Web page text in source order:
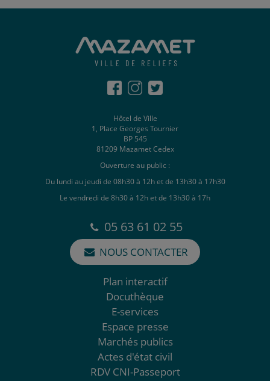
Hôtel de Ville
1, Place Georges Tournier
BP 545
81209 Mazamet Cedex
Ouverture au public :
Du lundi au jeudi de 08h30 à 12h et de 13h30 à 17h30
Le vendredi de 8h30 à 12h et de 13h30 à 17h
05 63 61 02 55
NOUS CONTACTER
Plan interactif
Docuthèque
E-services
Espace presse
Marchés publics
Actes d'état civil
RDV CNI-Passeport